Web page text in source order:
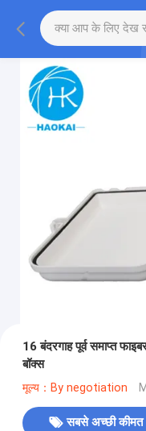
16 बंदरगाह पूर्व समाप्त
बॉक्स
मूल्य：By negotiation
सबसे अच्छी कीमत